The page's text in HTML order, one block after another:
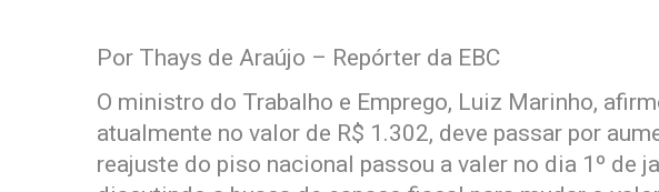
Por Thays de Araújo – Repórter da EBC
O ministro do Trabalho e Emprego, Luiz Marinho,
atualmente no valor de R$ 1.302, deve passar por
reajuste do piso nacional passou a valer no dia 1º de